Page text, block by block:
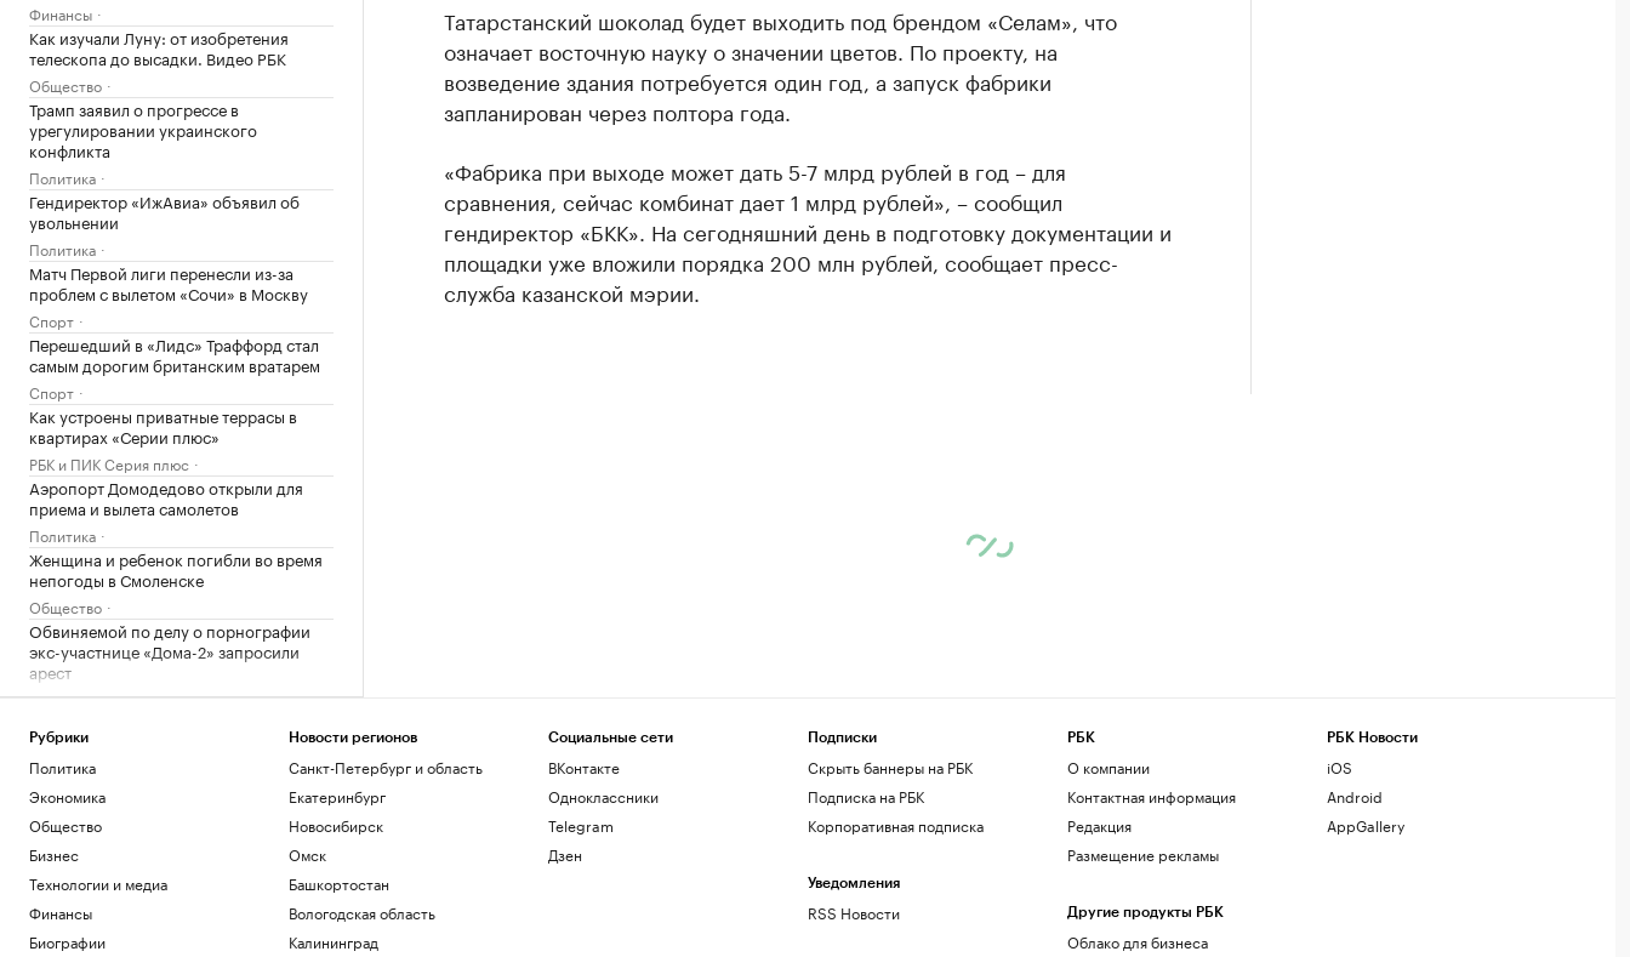
Финансы
Как изучали Луну: от изобретения
телескопа до высадки. Видео РБК
Общество
Трамп заявил о прогрессе в
урегулировании украинского
конфликта
Политика
Гендиректор «ИжАвиа» объявил об
увольнении
Политика
Матч Первой лиги перенесли из-за
проблем с вылетом «Сочи» в Москву
Спорт
Перешедший в «Лидс» Траффорд стал
самым дорогим британским вратарем
Спорт
Как устроены приватные террасы в
квартирах «Серии плюс»
РБК и ПИК Серия плюс
Аэропорт Домодедово открыли для
приема и вылета самолетов
Политика
Женщина и ребенок погибли во время
непогоды в Смоленске
Общество
Обвиняемой по делу о порнографии
экс-участнице «Дома-2» запросили
арест
Общество
целей врага» в Ормузском проливе
Политика
Шнайдер обыграла Калинскую и вышла
в четвертый круг турнира в Торонто
Спорт
В горах Казахстана эвакуировали еще
одного туриста из России
Общество
Татарстанский шоколад будет выходить под брендом «Селам», что
означает восточную науку о значении цветов. По проекту, на
возведение здания потребуется один год, а запуск фабрики
запланирован через полтора года.
«Фабрика при выходе может дать 5-7 млрд рублей в год – для
сравнения, сейчас комбинат дает 1 млрд рублей», – сообщил
гендиректор «БКК». На сегодняшний день в подготовку документации и
площадки уже вложили порядка 200 млн рублей, сообщает пресс-
служба казанской мэрии.
Рубрики
Политика
Экономика
Общество
Бизнес
Технологии и медиа
Финансы
Биографии
Новости регионов
Санкт-Петербург и область
Екатеринбург
Новосибирск
Омск
Башкортостан
Вологодская область
Калининград
Социальные сети
ВКонтакте
Одноклассники
Telegram
Дзен
Подписки
Скрыть баннеры на РБК
Подписка на РБК
Корпоративная подписка
Уведомления
RSS Новости
РБК
О компании
Контактная информация
Редакция
Размещение рекламы
Другие продукты РБК
Облако для бизнеса
РБК Новости
iOS
Android
AppGallery